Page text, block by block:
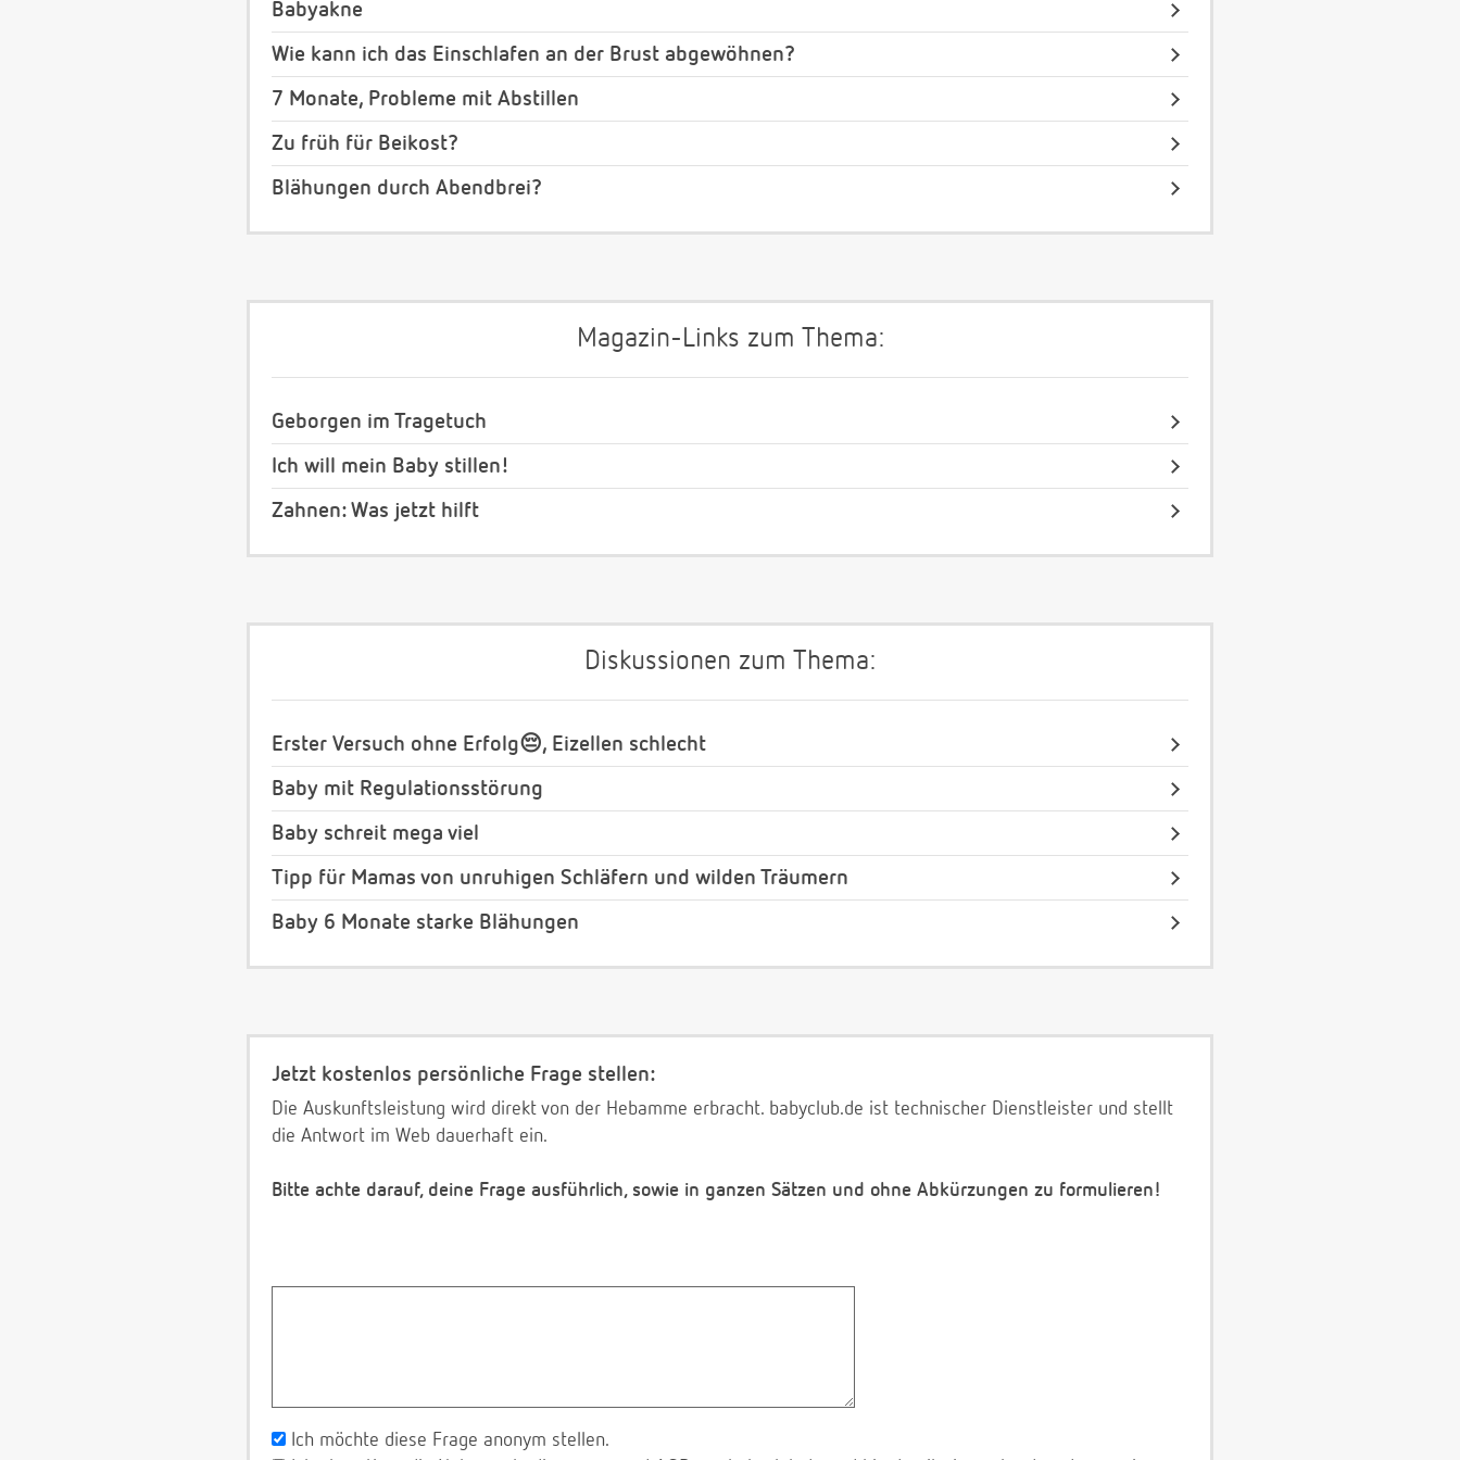
Babyakne
Wie kann ich das Einschlafen an der Brust abgewöhnen?
7 Monate, Probleme mit Abstillen
Zu früh für Beikost?
Blähungen durch Abendbrei?
Magazin-Links zum Thema:
Geborgen im Tragetuch
Ich will mein Baby stillen!
Zahnen: Was jetzt hilft
Diskussionen zum Thema:
Erster Versuch ohne Erfolg😔, Eizellen schlecht
Baby mit Regulationsstörung
Baby schreit mega viel
Tipp für Mamas von unruhigen Schläfern und wilden Träumern
Baby 6 Monate starke Blähungen
Jetzt kostenlos persönliche Frage stellen:
Die Auskunftsleistung wird direkt von der Hebamme erbracht. babyclub.de ist technischer Dienstleister und stellt
die Antwort im Web dauerhaft ein.
Bitte achte darauf, deine Frage ausführlich, sowie in ganzen Sätzen und ohne Abkürzungen zu formulieren!
Ich möchte diese Frage anonym stellen.